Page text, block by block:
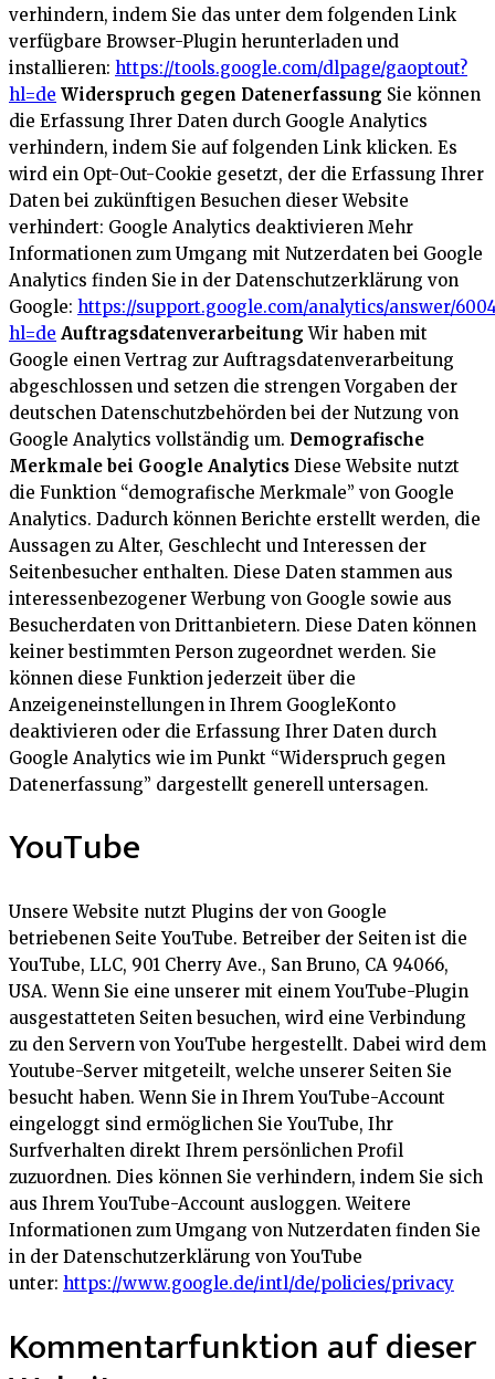
verhindern, indem Sie das unter dem folgenden Link
verfügbare Browser-Plugin herunterladen und
installieren: https://tools.google.com/dlpage/gaoptout?
hl=de Widerspruch gegen Datenerfassung Sie können
die Erfassung Ihrer Daten durch Google Analytics
verhindern, indem Sie auf folgenden Link klicken. Es
wird ein Opt-Out-Cookie gesetzt, der die Erfassung Ihrer
Daten bei zukünftigen Besuchen dieser Website
verhindert: Google Analytics deaktivieren Mehr
Informationen zum Umgang mit Nutzerdaten bei Google
Analytics finden Sie in der Datenschutzerklärung von
Google: https://support.google.com/analytics/answer/
hl=de Auftragsdatenverarbeitung Wir haben mit
Google einen Vertrag zur Auftragsdatenverarbeitung
abgeschlossen und setzen die strengen Vorgaben der
deutschen Datenschutzbehörden bei der Nutzung von
Google Analytics vollständig um. Demografische
Merkmale bei Google Analytics Diese Website nutzt
die Funktion “demografische Merkmale” von Google
Analytics. Dadurch können Berichte erstellt werden, die
Aussagen zu Alter, Geschlecht und Interessen der
Seitenbesucher enthalten. Diese Daten stammen aus
interessenbezogener Werbung von Google sowie aus
Besucherdaten von Drittanbietern. Diese Daten können
keiner bestimmten Person zugeordnet werden. Sie
können diese Funktion jederzeit über die
Anzeigeneinstellungen in Ihrem GoogleKonto
deaktivieren oder die Erfassung Ihrer Daten durch
Google Analytics wie im Punkt “Widerspruch gegen
Datenerfassung” dargestellt generell untersagen.
YouTube
Unsere Website nutzt Plugins der von Google
betriebenen Seite YouTube. Betreiber der Seiten ist die
YouTube, LLC, 901 Cherry Ave., San Bruno, CA 94066,
USA. Wenn Sie eine unserer mit einem YouTube-Plugin
ausgestatteten Seiten besuchen, wird eine Verbindung
zu den Servern von YouTube hergestellt. Dabei wird dem
Youtube-Server mitgeteilt, welche unserer Seiten Sie
besucht haben. Wenn Sie in Ihrem YouTube-Account
eingeloggt sind ermöglichen Sie YouTube, Ihr
Surfverhalten direkt Ihrem persönlichen Profil
zuzuordnen. Dies können Sie verhindern, indem Sie sich
aus Ihrem YouTube-Account ausloggen. Weitere
Informationen zum Umgang von Nutzerdaten finden Sie
in der Datenschutzerklärung von YouTube
unter: https://www.google.de/intl/de/policies/privacy
Kommentarfunktion auf dieser